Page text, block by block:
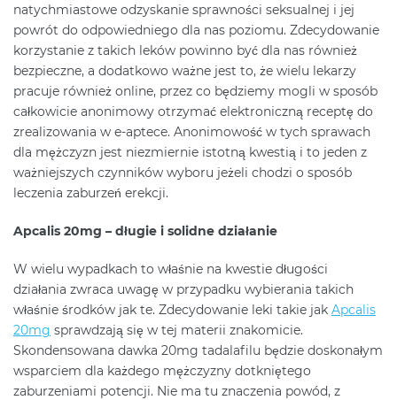
natychmiastowe odzyskanie sprawności seksualnej i jej
powrót do odpowiedniego dla nas poziomu. Zdecydowanie
korzystanie z takich leków powinno być dla nas również
bezpieczne, a dodatkowo ważne jest to, że wielu lekarzy
pracuje również online, przez co będziemy mogli w sposób
całkowicie anonimowy otrzymać elektroniczną receptę do
zrealizowania w e-aptece. Anonimowość w tych sprawach
dla mężczyzn jest niezmiernie istotną kwestią i to jeden z
ważniejszych czynników wyboru jeżeli chodzi o sposób
leczenia zaburzeń erekcji.
Apcalis 20mg – długie i solidne działanie
W wielu wypadkach to właśnie na kwestie długości
działania zwraca uwagę w przypadku wybierania takich
właśnie środków jak te. Zdecydowanie leki takie jak Apcalis
20mg sprawdzają się w tej materii znakomicie.
Skondensowana dawka 20mg tadalafilu będzie doskonałym
wsparciem dla każdego mężczyzny dotkniętego
zaburzeniami potencji. Nie ma tu znaczenia powód, z